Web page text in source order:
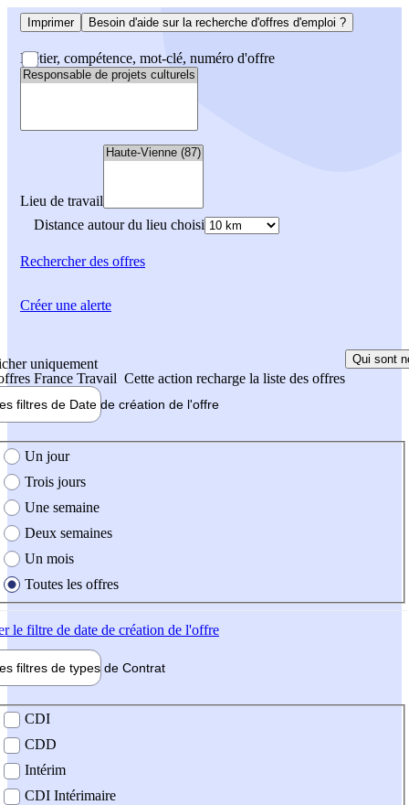
Imprimer Besoin d'aide sur la recherche d'offres d'emploi ?
Métier, compétence, mot-clé, numéro d'offre
Lieu de travail
Distance autour du lieu choisi
Rechercherdes offres
uniquement
France Travail Cette action recharge la liste des offres
Qui sont
filtres de Date de création de l'offre
création de l'offre
Un jour
Trois jours
Une semaine
Deux semaines
Un mois
Toutes les offres
le filtre de date de création de l'offre
filtres de types de Contrat
contrat
CDI
CDD
Intérim
CDI Intérimaire
Créer une alerte